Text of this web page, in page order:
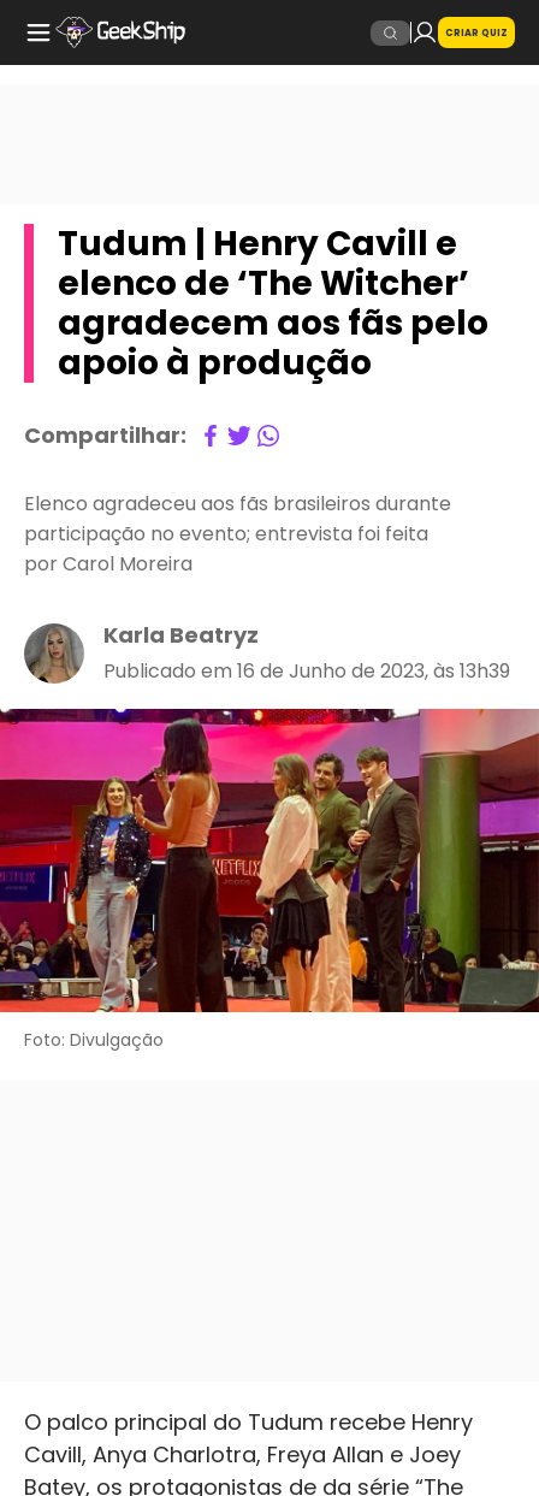
CRIAR QUIZ
Tudum | Henry Cavill e
elenco de ‘The Witcher’
agradecem aos fãs pelo
apoio à produção
Compartilhar:
Elenco agradeceu aos fãs brasileiros durante
participação no evento; entrevista foi feita
por Carol Moreira
Karla Beatryz
Publicado em 16 de Junho de 2023, às 13h39
Foto: Divulgação
O palco principal do Tudum recebe Henry
Cavill, Anya Charlotra, Freya Allan e Joey
Batey, os protagonistas de da série “The